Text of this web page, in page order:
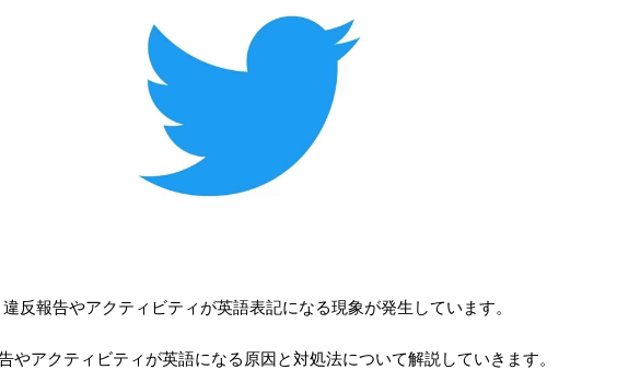
反報告やアクティビティが英語表記になる現象が発生しています。
やアクティビティが英語になる原因と対処法について解説していきます。